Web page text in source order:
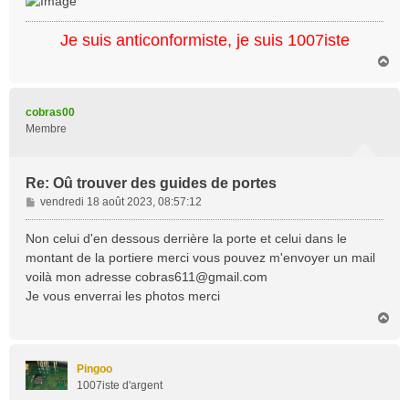
a
g
Je suis anticonformiste, je suis 1007iste
cobras00
Membre
Re: Oû trouver des guides de portes
M
e
a
g
e
vendredi 18 août 2023, 08:57:12
Non celui d'en dessous derrière la porte et celui dans le
montant de la portiere merci vous pouvez m'envoyer un mail
voilà mon adresse cobras611@gmail.com
Je vous enverrai les photos merci
Pingoo
1007iste d'argent